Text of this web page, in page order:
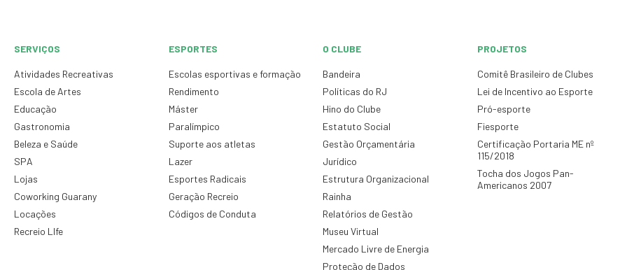
SERVIÇOS
Atividades Recreativas
Escola de Artes
Educação
Gastronomia
Beleza e Saúde
SPA
Lojas
Coworking Guarany
Locações
Recreio LIfe
ESPORTES
Escolas esportivas e formação
Rendimento
Máster
Paralímpico
Suporte aos atletas
Lazer
Esportes Radicais
Geração Recreio
Códigos de Conduta
O CLUBE
Bandeira
Políticas do RJ
Hino do Clube
Estatuto Social
Gestão Orçamentária
Jurídico
Estrutura Organizacional
Rainha
Relatórios de Gestão
Museu Virtual
Mercado Livre de Energia
Proteção de Dados
PROJETOS
Comitê Brasileiro de Clubes
Lei de Incentivo ao Esporte
Pró-esporte
Fiesporte
Certificação Portaria ME nº
115/2018
Tocha dos Jogos Pan-
Americanos 2007